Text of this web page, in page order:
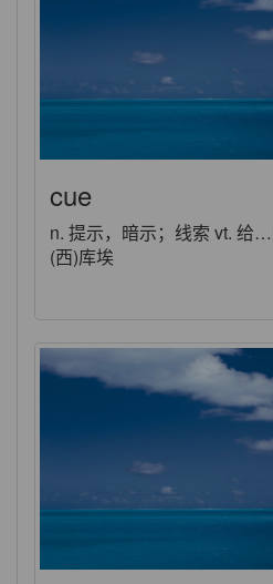
cue
n. 提示，暗示；线索 vt. 给…
(西)库埃